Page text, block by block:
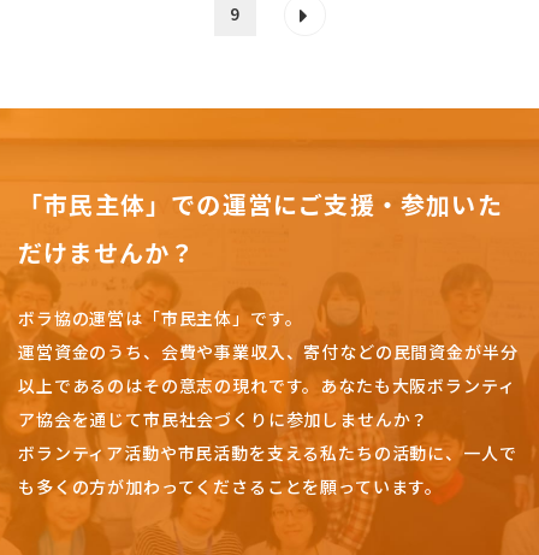
9
「市民主体」での運営にご支援・参加いた
だけませんか？
ボラ協の運営は「市民主体」です。
運営資金のうち、会費や事業収入、寄付などの民間資金が半分
以上であるのはその意志の現れです。 あなたも大阪ボランティ
ア協会を通じて市民社会づくりに参加しませんか？
ボランティア活動や市民活動を支える私たちの活動に、一人で
も多くの方が加わってくださることを願っています。